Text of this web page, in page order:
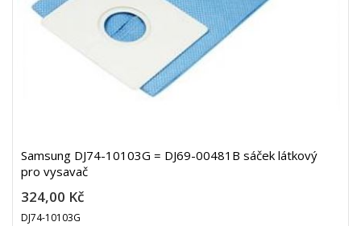
Samsung DJ74-10103G = DJ69-00481B sáček látkový
pro vysavač
324,00 Kč
DJ74-10103G